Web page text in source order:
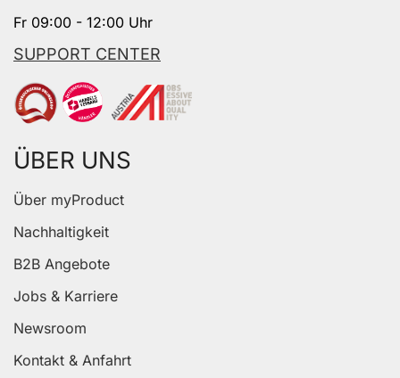
Fr 09:00 - 12:00 Uhr
SUPPORT CENTER
ÜBER UNS
Über myProduct
Nachhaltigkeit
B2B Angebote
Jobs & Karriere
Newsroom
Kontakt & Anfahrt